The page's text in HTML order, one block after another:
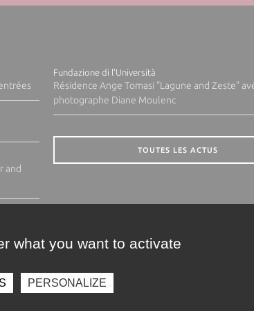
and
Fundazione di l'Università
Résidence Ange Tomasi "Lagune and Zeste"
photographe Diane Moulenc
TOUTES LES ACTUS
what you want to activate
PERSONALIZE